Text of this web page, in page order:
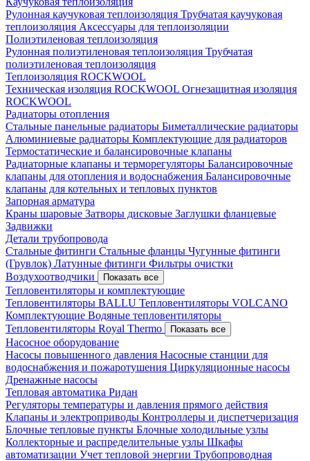
Рулонная каучуковая теплоизоляция Трубчатая каучуковая
теплоизоляция Аксессуары для теплоизоляции
Полиэтиленовая теплоизоляция
Рулонная полиэтиленовая теплоизоляция Трубчатая
полиэтиленовая теплоизоляция
Теплоизоляция ROCKWOOL
Техническая изоляция ROCKWOOL Огнезащитная изоляция
ROCKWOOL
Радиаторы отопления
Стальные панельные радиаторы Биметаллические радиаторы
Алюминиевые радиаторы Комплектующие для радиаторов
Термостатические и балансировочные клапаны
Радиаторные клапаны и терморегуляторы Балансировочные
клапаны для отопления и водоснабжения Балансировочные
клапаны для котельных и тепловых пунктов
Запорная арматура
Краны шаровые Затворы дисковые Заглушки фланцевые
Задвижки
Детали трубопровода
Стальные фитинги Стальные фланцы Чугунные фитинги
(Грувлок) Латунные фитинги Фильтры очистки
Воздухоотводчики
Показать все
Тепловентиляторы и комплектующие
Тепловентиляторы BALLU Тепловентиляторы VOLCANO
Комплектующие Водяные тепловентиляторы
Тепловентиляторы Royal Thermo
Показать все
Насосное оборудование
Насосы повышенного давления Насосные станции для
водоснабжения и пожаротушения Циркуляционные насосы
Дренажные насосы
Тепловая автоматика Ридан
Регуляторы температуры и давления прямого действия
Клапаны и электроприводы Контроллеры и диспетчеризация
Блочные тепловые пункты Блочные холодильные узлы
Коллекторные и распределительные узлы Шкафы
автоматизации Учет тепловой энергии Трубопроводная